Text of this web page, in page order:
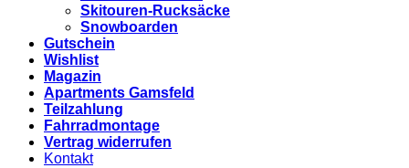
Skitouren-Rucksäcke
Snowboarden
Gutschein
Wishlist
Magazin
Apartments Gamsfeld
Teilzahlung
Fahrradmontage
Vertrag widerrufen
Kontakt